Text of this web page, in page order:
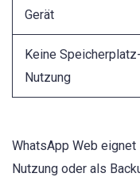
Gerät
Keine Speicherplatz-
Nutzung
WhatsApp Web
Nutzung oder als